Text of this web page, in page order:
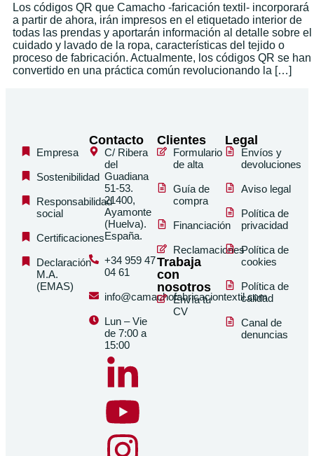
Los códigos QR que Camacho -faricación textil- incorporará
a partir de ahora, irán impresos en el etiquetado interior de
todas las prendas y aportarán información al detalle sobre el
cuidado y lavado de la ropa, características del tejido o
proceso de fabricación. Actualmente, los códigos QR se han
convertido en una práctica común revolucionando la […]
Empresa
Sostenibilidad
Responsabilidad
social
Certificaciones
Declaración
M.A.
(EMAS)
Contacto
C/ Ribera
del
Guadiana
51-53.
21400,
Ayamonte
(Huelva).
España.
+34 959 47
04 61
info@camachofabricaciontextil.com
Lun – Vie
de 7:00 a
15:00
Clientes
Formulario
de alta
Guía de
compra
Financiación
Reclamaciones
Trabaja
con
nosotros
Envía tu
CV
Legal
Envíos y
devoluciones
Aviso legal
Política de
privacidad
Política de
cookies
Política de
calidad
Canal de
denuncias